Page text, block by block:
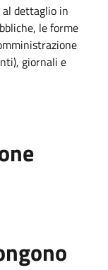
al dettaglio in
le forme
giornali e